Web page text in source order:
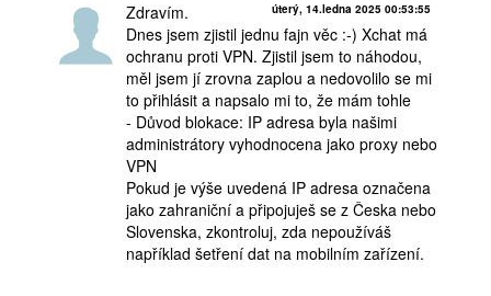
úterý, 14.ledna 2025 00:53:55
Zdravím.
Dnes jsem zjistil jednu fajn věc :-) Xchat má
ochranu proti VPN. Zjistil jsem to náhodou,
měl jsem jí zrovna zaplou a nedovolilo se mi
to přihlásit a napsalo mi to, že mám tohle
- Důvod blokace: IP adresa byla našimi
administrátory vyhodnocena jako proxy nebo
VPN
Pokud je výše uvedená IP adresa označena
jako zahraniční a připojuješ se z Česka nebo
Slovenska, zkontroluj, zda nepoužíváš
například šetření dat na mobilním zařízení.